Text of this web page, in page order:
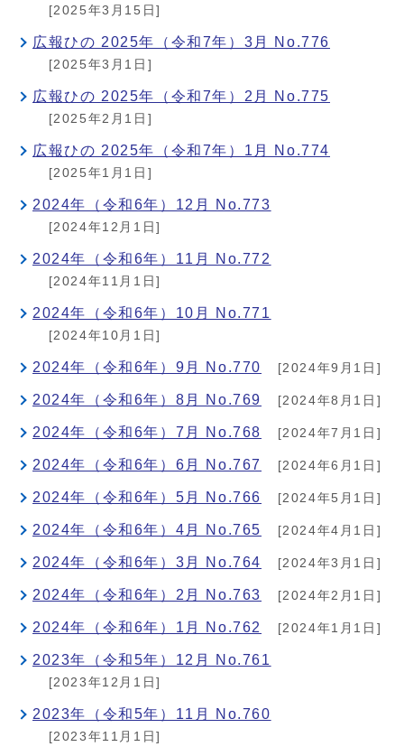
[2025年3月15日]
広報ひの 2025年（令和7年）3月 No.776
[2025年3月1日]
広報ひの 2025年（令和7年）2月 No.775
[2025年2月1日]
広報ひの 2025年（令和7年）1月 No.774
[2025年1月1日]
2024年（令和6年）12月 No.773
[2024年12月1日]
2024年（令和6年）11月 No.772
[2024年11月1日]
2024年（令和6年）10月 No.771
[2024年10月1日]
2024年（令和6年）9月 No.770 [2024年9月1日]
2024年（令和6年）8月 No.769 [2024年8月1日]
2024年（令和6年）7月 No.768 [2024年7月1日]
2024年（令和6年）6月 No.767 [2024年6月1日]
2024年（令和6年）5月 No.766 [2024年5月1日]
2024年（令和6年）4月 No.765 [2024年4月1日]
2024年（令和6年）3月 No.764 [2024年3月1日]
2024年（令和6年）2月 No.763 [2024年2月1日]
2024年（令和6年）1月 No.762 [2024年1月1日]
2023年（令和5年）12月 No.761
[2023年12月1日]
2023年（令和5年）11月 No.760
[2023年11月1日]